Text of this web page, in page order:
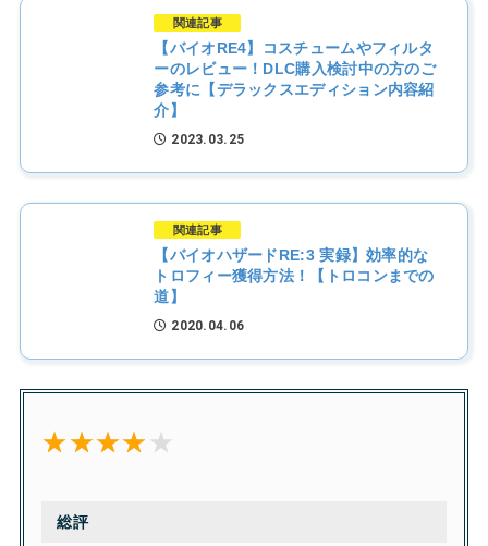
関連記事
【バイオRE4】コスチュームやフィルタ
ーのレビュー！DLC購入検討中の方のご
参考に【デラックスエディション内容紹
介】
2023.03.25
関連記事
【バイオハザードRE:3 実録】効率的な
トロフィー獲得方法！【トロコンまでの
道】
2020.04.06
総評